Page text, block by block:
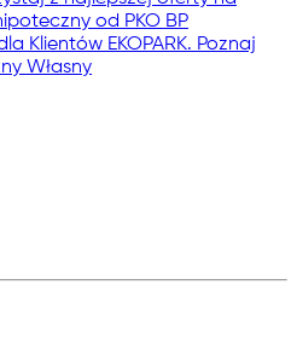
od PKO BP
Klientów EKOPARK. Poznaj
Własny